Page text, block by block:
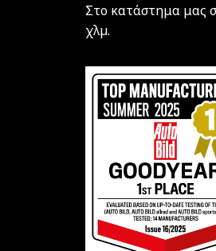
Στο κατάστημα μας
χλµ.